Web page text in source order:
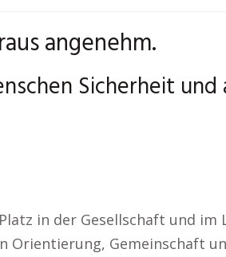
angenehm.
Sicherheit
in der Gesellschaft und
Gemeinschaft